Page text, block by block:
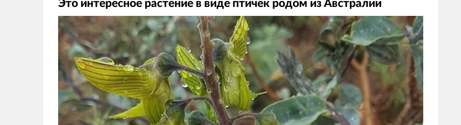
Это интересное растение в виде птичек родом из Австралии